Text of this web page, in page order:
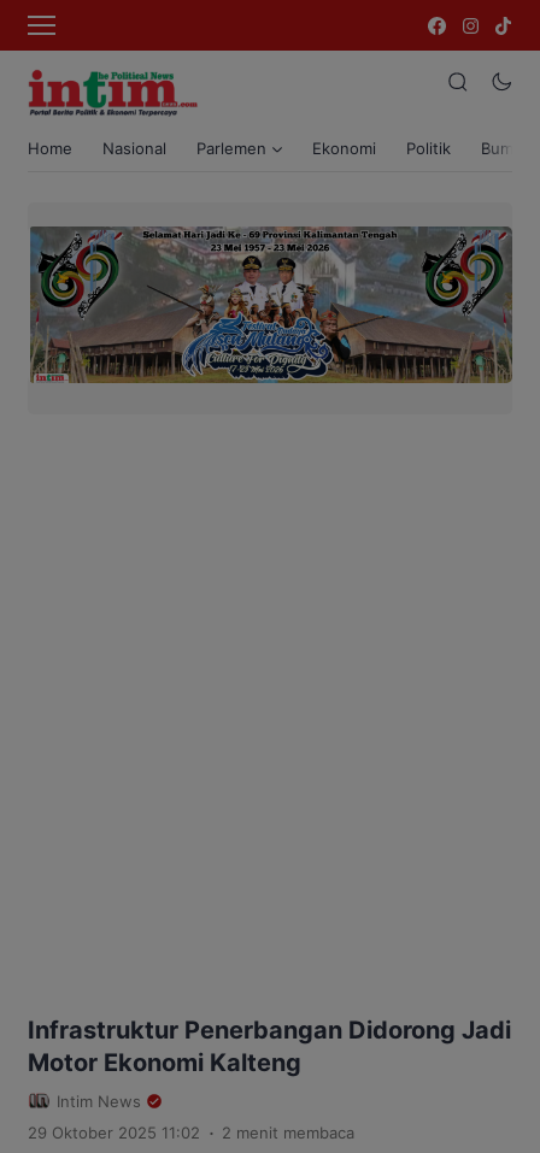
Home Nasional Parlemen Ekonomi Politik Bumi
Infrastruktur Penerbangan Didorong Jadi
Motor Ekonomi Kalteng
Intim News
29 Oktober 2025 11:02 . 2 menit membaca